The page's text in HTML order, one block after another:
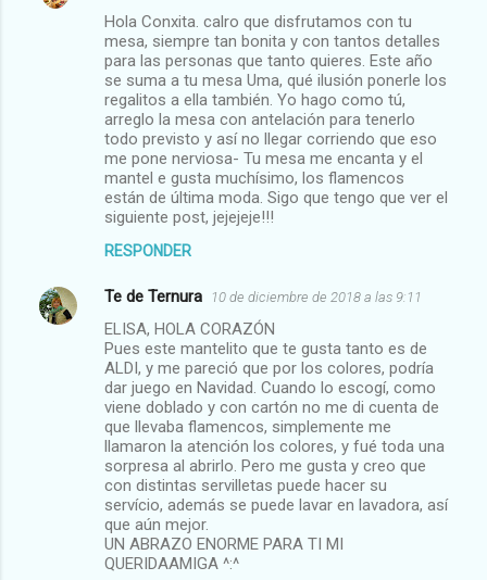
Hola Conxita. calro que disfrutamos con tu
mesa, siempre tan bonita y con tantos detalles
para las personas que tanto quieres. Este año
se suma a tu mesa Uma, qué ilusión ponerle los
regalitos a ella también. Yo hago como tú,
arreglo la mesa con antelación para tenerlo
todo previsto y así no llegar corriendo que eso
me pone nerviosa- Tu mesa me encanta y el
mantel e gusta muchísimo, los flamencos
están de última moda. Sigo que tengo que ver el
siguiente post, jejejeje!!!
RESPONDER
Te de Ternura 10 de diciembre de 2018 a las 9:11
ELISA, HOLA CORAZÓN
Pues este mantelito que te gusta tanto es de
ALDI, y me pareció que por los colores, podría
dar juego en Navidad. Cuando lo escogí, como
viene doblado y con cartón no me di cuenta de
que llevaba flamencos, simplemente me
llamaron la atención los colores, y fué toda una
sorpresa al abrirlo. Pero me gusta y creo que
con distintas servilletas puede hacer su
servício, además se puede lavar en lavadora, así
que aún mejor.
UN ABRAZO ENORME PARA TI MI
QUERIDAAMIGA ^:^